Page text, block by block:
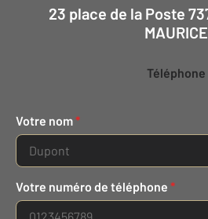
23 place de la Poste 73700 BOURG ST
MAURICE
Téléphone
Votre nom*
Votre numéro de téléphone *